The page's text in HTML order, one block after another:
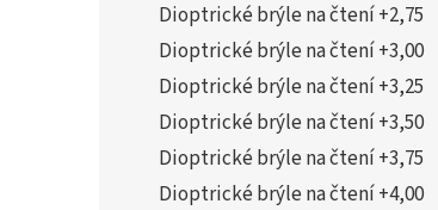
Dioptrické brýle na čtení +2,75
Dioptrické brýle na čtení +3,00
Dioptrické brýle na čtení +3,25
Dioptrické brýle na čtení +3,50
Dioptrické brýle na čtení +3,75
Dioptrické brýle na čtení +4,00